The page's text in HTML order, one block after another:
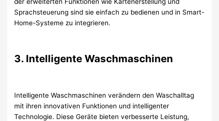
Sprachsteuerung sind sie einfach zu bedienen und in Smart-
Home-Systeme zu integrieren.
3. Intelligente Waschmaschinen
Intelligente Waschmaschinen verändern den Waschalltag
mit ihren innovativen Funktionen und intelligenter
Technologie. Diese Geräte bieten verbesserte Leistung,